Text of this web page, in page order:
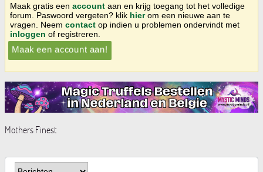
Maak gratis een account aan en krijg toegang tot het volledige
forum. Paswoord vergeten? klik hierom een nieuwe aan te
vragen. Neem contact op indien u problemen ondervindt met
inloggen of registreren.
Maak een account aan!
Mothers Finest